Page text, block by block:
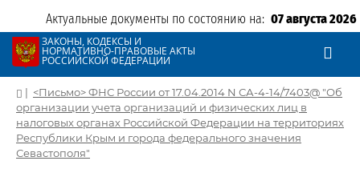
Актуальные документы по состоянию на: 07 августа 2026
ЗАКОНЫ, КОДЕКСЫ И
НОРМАТИВНО-ПРАВОВЫЕ АКТЫ
РОССИЙСКОЙ ФЕДЕРАЦИИ
| <Письмо> ФНС России от 17.04.2014 N СА-4-14/7403@ "Об
организации учета организаций и физических лиц в
налоговых органах Российской Федерации на территориях
Республики Крым и города федерального значения
Севастополя"